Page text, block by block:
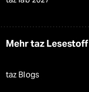
Mehr taz Lesestoff
taz Blogs